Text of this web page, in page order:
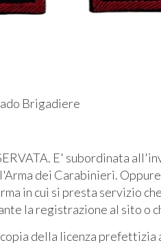
Brigadiere
E' subordinata
dei Carabinieri.
in cui si presta servizio
la registrazione al sito o
della licenza prefettizia